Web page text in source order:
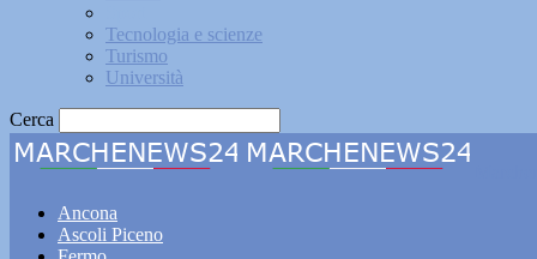
Tecnologia e scienze
Turismo
Università
Cerca
Ancona
Ascoli Piceno